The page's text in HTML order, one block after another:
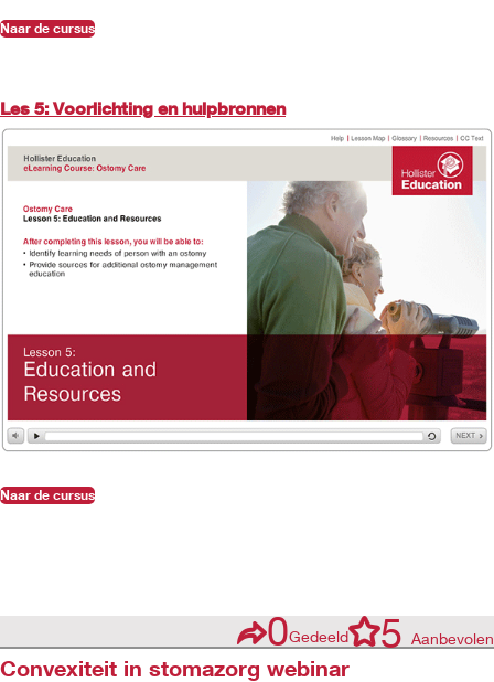
Naar de cursus
Les 5: Voorlichting en hulpbronnen
Naar de cursus
0Gedeeld 5 Aanbevolen
Convexiteit in stomazorg webinar